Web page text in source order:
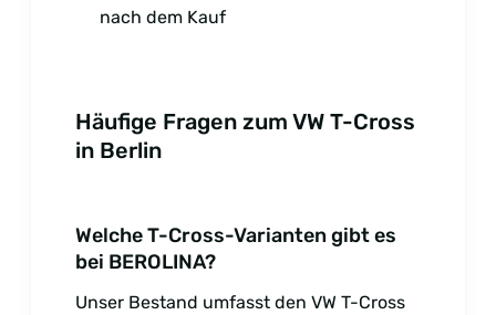
nach dem Kauf
Häufige Fragen zum VW T-Cross
in Berlin
Welche T-Cross-Varianten gibt es
bei BEROLINA?
Unser Bestand umfasst den VW T-Cross